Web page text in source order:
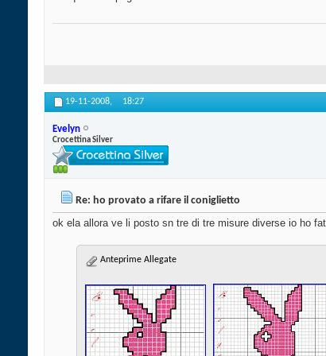
19-11-2008, 18:27
Evelyn
Crocettina Silver
Re: ho provato a rifare il coniglietto
ok ela allora ve li posto sn tre di tre misure diverse io ho
Anteprime Allegate